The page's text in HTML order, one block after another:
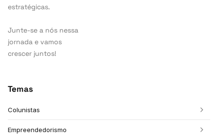
estratégicas.
Junte-se a nós nessa
jornada e vamos
crescer juntos!
Temas
Colunistas
Empreendedorismo